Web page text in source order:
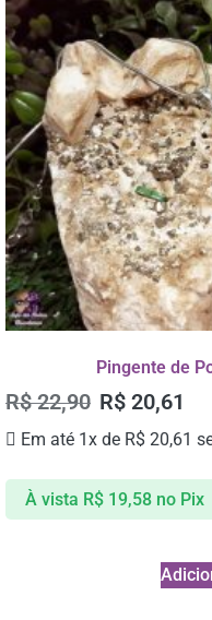
Pingente de
R$22,90 R$ 20,61
Em até 1x de R$ 20,61
À vista R$19,58 no Pix